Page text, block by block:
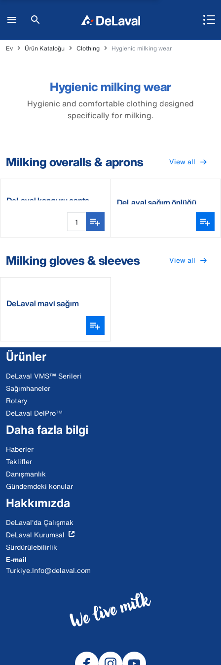
Ev Ürün Kataloğu Clothing Hygienic milking wear
Hygienic milking wear
Hygienic and comfortable clothing designed
specifically for milking.
Milking overalls & aprons View all
DeLaval kanguru çanta DeLaval sağım önlüğü
Milking gloves & sleeves View all
DeLaval mavi sağım
Ürünler
DeLaval VMS™ Serileri
Sağımhaneler
Rotary
DeLaval DelPro™
Daha fazla bilgi
Haberler
Teklifler
Danışmanlık
Gündemdeki konular
Hakkımızda
DeLaval'da Çalışmak
DeLaval Kurumsal
Sürdürülebilirlik
E-mail
Turkiye.Info@delaval.com